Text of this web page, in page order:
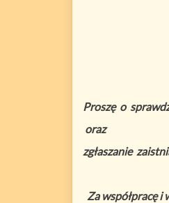
Proszę o
oraz
zgłaszanie
Za współpracę i